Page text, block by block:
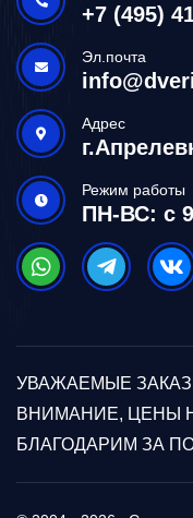
+7 (495)
Эл.почта
Адрес
Режим работы
ПН-ВС: с
УВАЖАЕМЫЕ
ВНИМАНИЕ, ЦЕНЫ
БЛАГОДАРИМ ЗА